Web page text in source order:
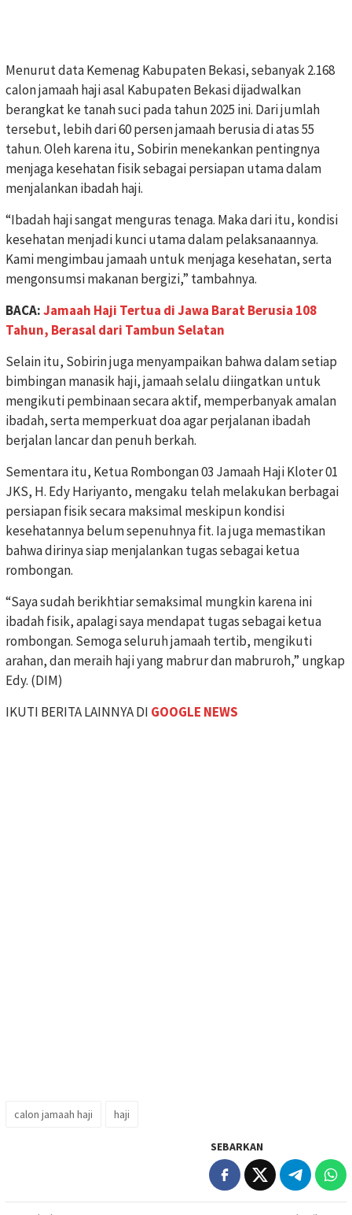
Menurut data Kemenag Kabupaten Bekasi, sebanyak 2.168
calon jamaah haji asal Kabupaten Bekasi dijadwalkan
berangkat ke tanah suci pada tahun 2025 ini. Dari jumlah
tersebut, lebih dari 60 persen jamaah berusia di atas 55
tahun. Oleh karena itu, Sobirin menekankan pentingnya
menjaga kesehatan fisik sebagai persiapan utama dalam
menjalankan ibadah haji.
“Ibadah haji sangat menguras tenaga. Maka dari itu, kondisi
kesehatan menjadi kunci utama dalam pelaksanaannya.
Kami mengimbau jamaah untuk menjaga kesehatan, serta
mengonsumsi makanan bergizi,” tambahnya.
BACA:Jamaah Haji Tertua di Jawa Barat Berusia 108
Tahun, Berasal dari Tambun Selatan
Selain itu, Sobirin juga menyampaikan bahwa dalam setiap
bimbingan manasik haji, jamaah selalu diingatkan untuk
mengikuti pembinaan secara aktif, memperbanyak amalan
ibadah, serta memperkuat doa agar perjalanan ibadah
berjalan lancar dan penuh berkah.
Sementara itu, Ketua Rombongan 03 Jamaah Haji Kloter 01
JKS, H. Edy Hariyanto, mengaku telah melakukan berbagai
persiapan fisik secara maksimal meskipun kondisi
kesehatannya belum sepenuhnya fit. Ia juga memastikan
bahwa dirinya siap menjalankan tugas sebagai ketua
rombongan.
“Saya sudah berikhtiar semaksimal mungkin karena ini
ibadah fisik, apalagi saya mendapat tugas sebagai ketua
rombongan. Semoga seluruh jamaah tertib, mengikuti
arahan, dan meraih haji yang mabrur dan mabruroh,” ungkap
Edy. (DIM)
IKUTI BERITA LAINNYA DI GOOGLE NEWS
calon jamaah haji haji
SEBARKAN